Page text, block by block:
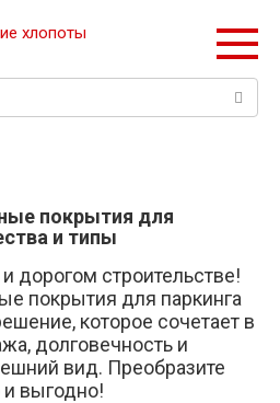
покрытия для
и типы
дорогом строительстве!
покрытия для паркинга
которое сочетает в
долговечность и
вид. Преобразите
и выгодно!